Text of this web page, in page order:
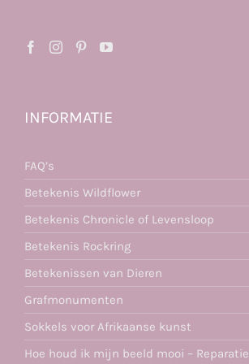
INFORMATIE
FAQ’s
Betekenis Wildflower
Betekenis Chronicle of Levensloop
Betekenis Rockring
Betekenissen van Dieren
Grafmonumenten
Sokkels voor Afrikaanse kunst
Hoe houd ik mijn beeld mooi – Reparatie